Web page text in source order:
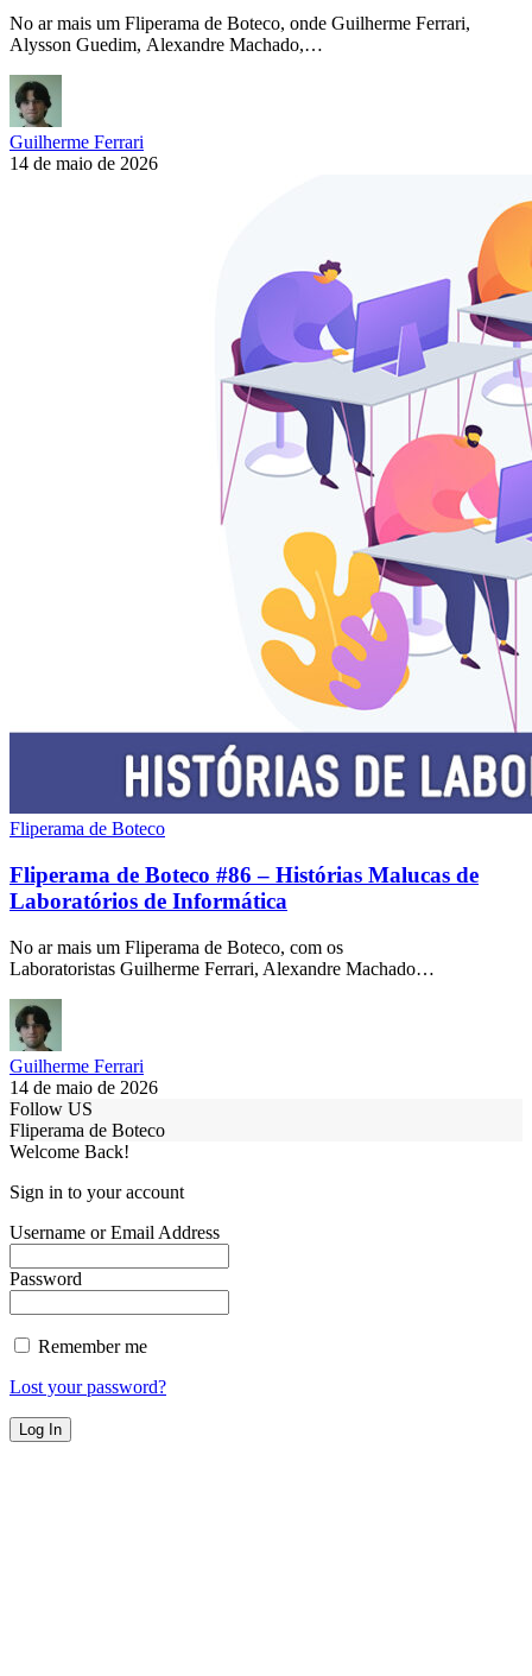
No ar mais um Fliperama de Boteco, onde Guilherme Ferrari,
Alysson Guedim, Alexandre Machado,…
Guilherme Ferrari
14 de maio de 2026
Fliperama de Boteco
Fliperama de Boteco #86 – Histórias Malucas de
Laboratórios de Informática
No ar mais um Fliperama de Boteco, com os
Laboratoristas Guilherme Ferrari, Alexandre Machado…
Guilherme Ferrari
14 de maio de 2026
Follow US
Fliperama de Boteco
Welcome Back!
Sign in to your account
Username or Email Address
Password
Remember me
Lost your password?